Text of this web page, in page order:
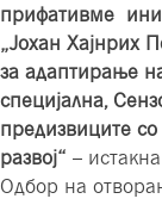
прифативме
„Јохан Хајнрих
за адаптирање
специјална,
предизвиците
развој“ –
Одбор на